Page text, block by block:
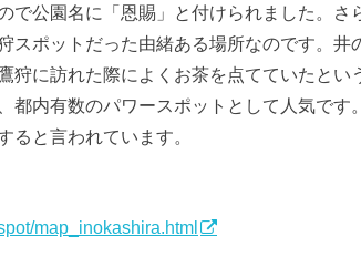
で公園名に「恩賜」と付けられました。さ
スポットだった由緒ある場所なのです。井
狩に訪れた際によくお茶を点てていたとい
都内有数のパワースポットとして人気です
ると言われています。
map_inokashira.html